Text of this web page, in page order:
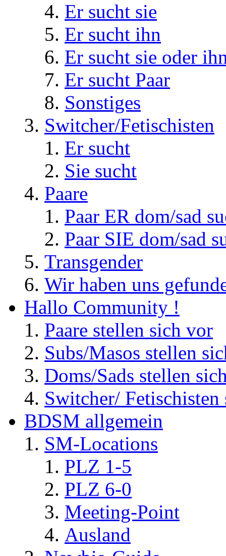
Er sucht sie
Er sucht ihn
Er sucht sie oder
Er sucht Paar
Sonstiges
Switcher/Fetischisten
Er sucht
Sie sucht
Paare
Paar ER dom/sad
Paar SIE dom/sad
Transgender
Wir haben uns
Hallo Community !
Paare stellen sich vor
Subs/Masos stellen
Doms/Sads stellen
Switcher/
BDSM allgemein
SM-Locations
PLZ 1-5
PLZ 6-0
Meeting-Point
Ausland